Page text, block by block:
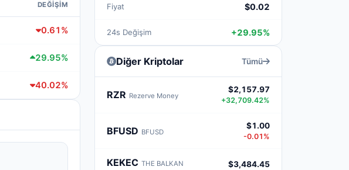
DEĞIŞIM
0.61%
29.95%
40.02%
Fiyat $0.02
24s Değişim +29.95%
Diğer Kriptolar Tümü
RZR Rezerve Money
$2,157.97
+32,709.42%
BFUSD BFUSD
$1.00
-0.01%
KEKEC THE BALKAN
$3,484.45